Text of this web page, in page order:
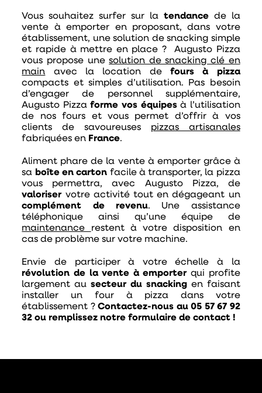
Vous souhaitez surfer sur la tendancede la
vente à emporter en proposant, dans votre
établissement, une solution de snacking simple
et rapide à mettre en place ? Augusto Pizza
vous propose unesolution de snacking clé en
main avec la location de fours à pizza
compacts et simples d’utilisation. Pas besoin
d’engager de personnel supplémentaire,
Augusto Pizzaforme vos équipesà l’utilisation
de nos fours et vous permet d’offrir à vos
clients de savoureuses pizzas artisanales
fabriquées en France.
Aliment phare de la vente à emporter grâce à
sa boîte en carton facile à transporter, la pizza
vous permettra, avec Augusto Pizza, de
valoriser votre activité tout en dégageant un
complément de revenu. Une assistance
téléphonique ainsi qu’une équipe de
maintenance restent à votre disposition en
cas de problème sur votre machine.
Envie de participer à votre échelle à la
révolution de la vente à emporter qui profite
largement ausecteur du snackingen faisant
installer un four à pizza dans votre
établissement ?Contactez-nous au 05 57 67 92
32 ou remplissez notre formulaire de contact !